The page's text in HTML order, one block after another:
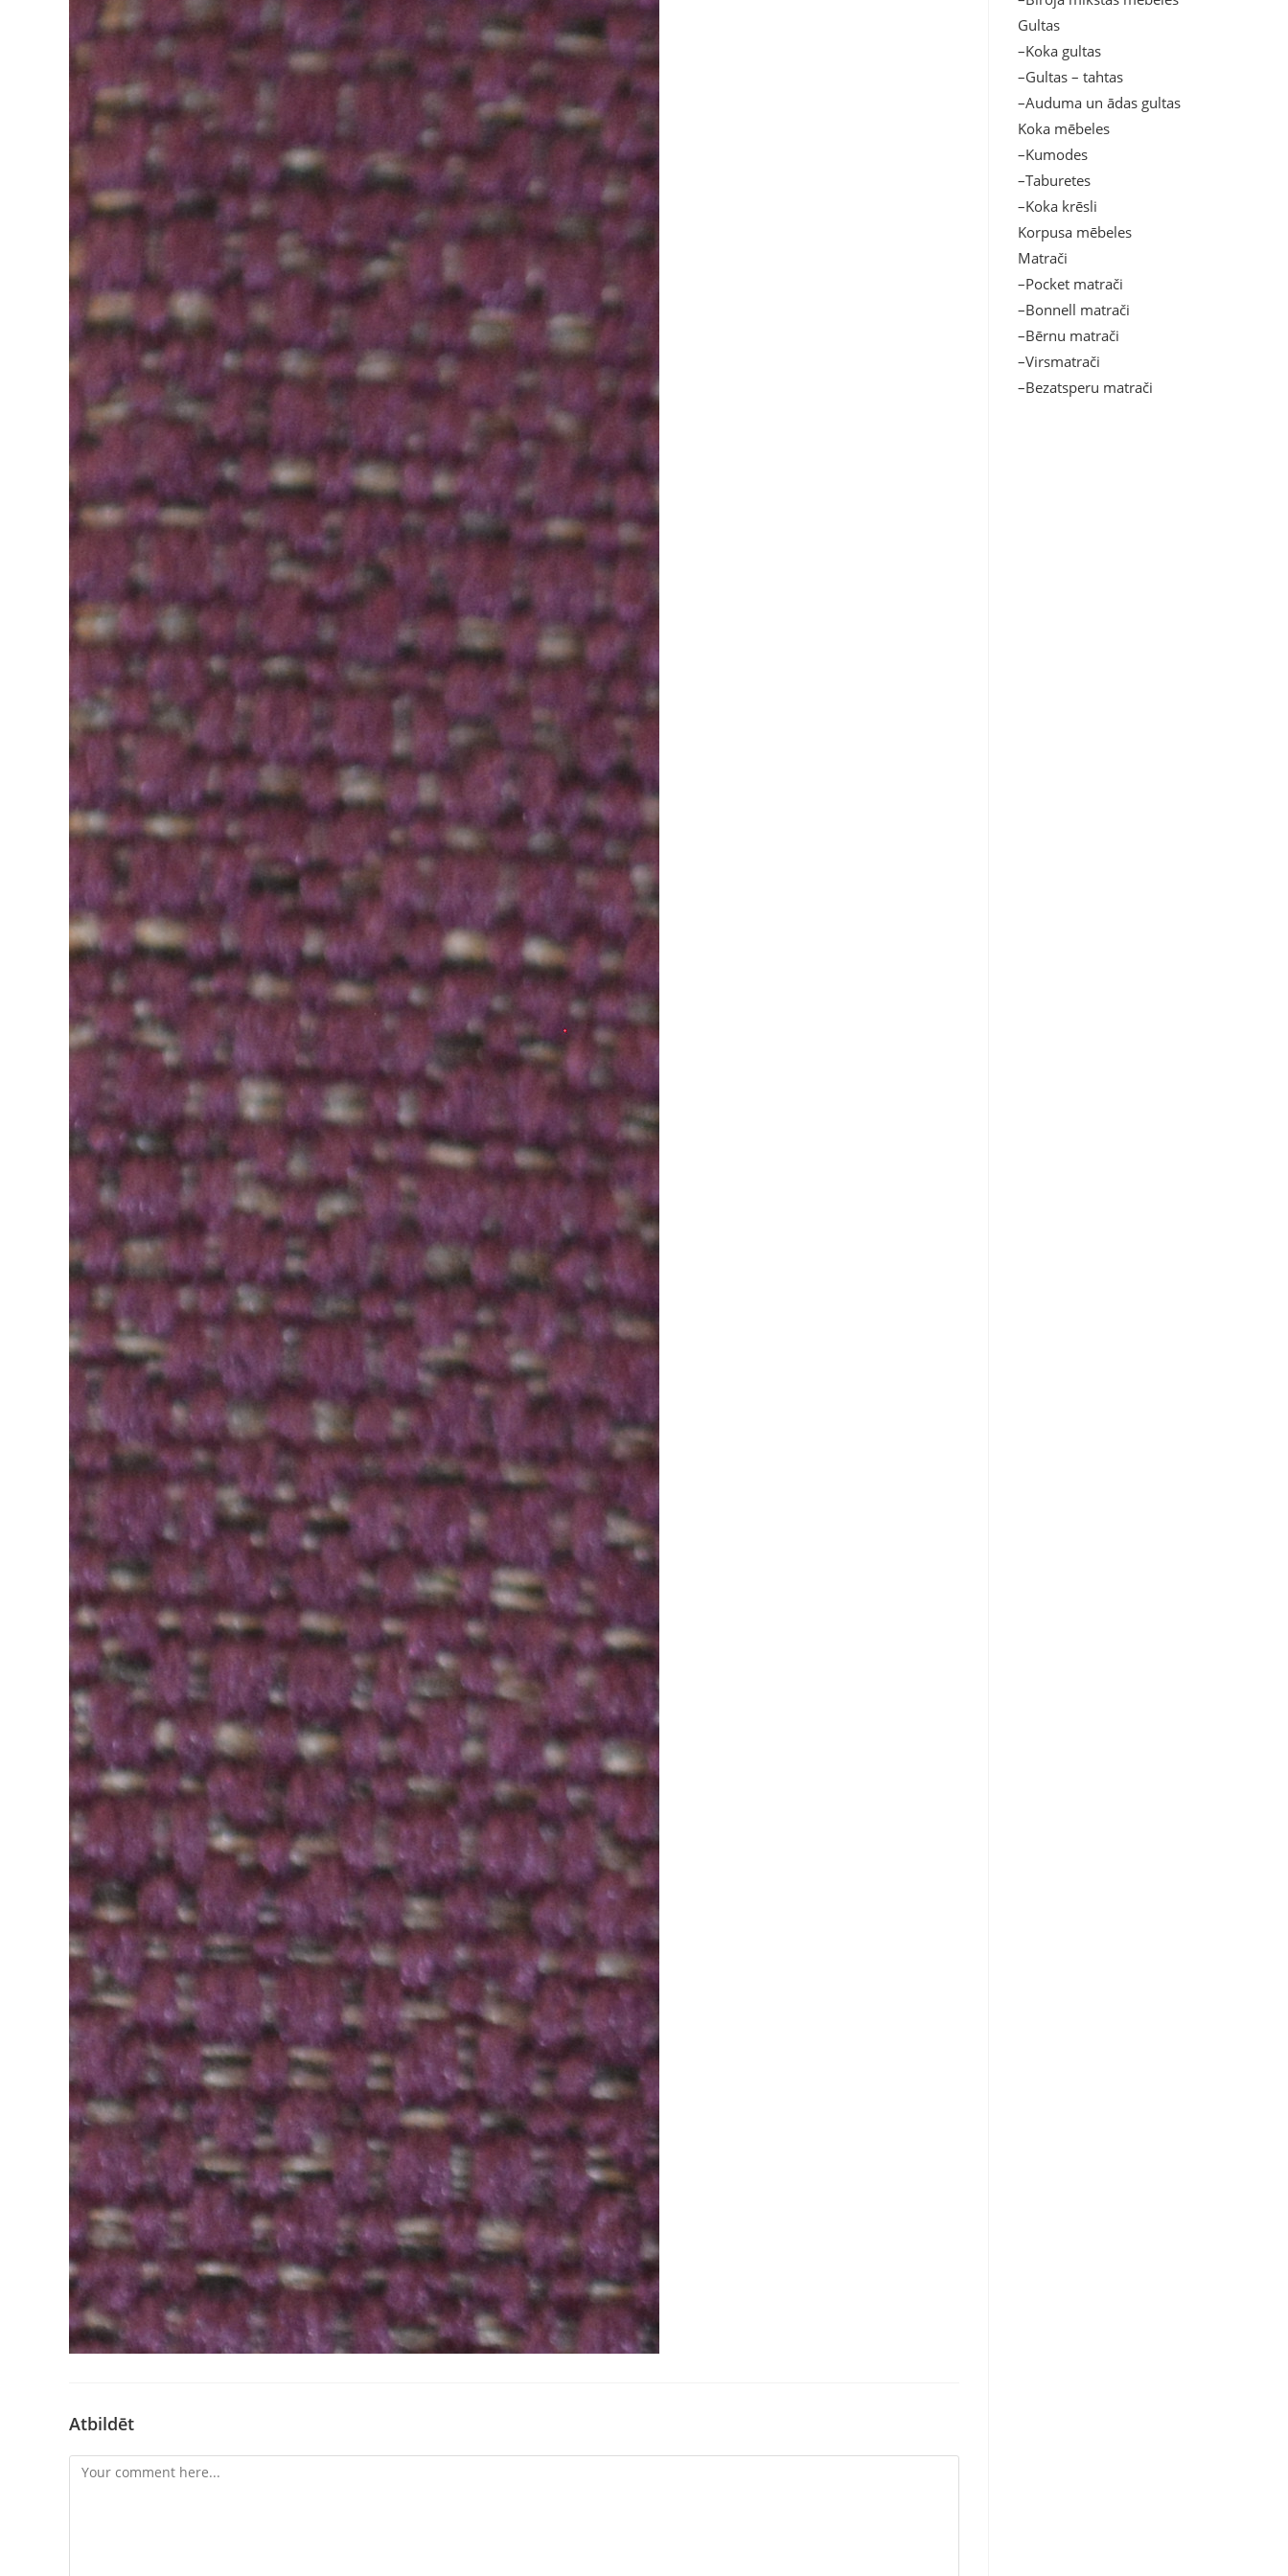
Atbildēt
Comment
Gultas
–Koka gultas
–Gultas – tahtas
–Auduma un ādas gultas
Koka mēbeles
–Kumodes
–Taburetes
–Koka krēsli
Korpusa mēbeles
Matrači
–Pocket matrači
–Bonnell matrači
–Bērnu matrači
–Virsmatrači
–Bezatsperu matrači